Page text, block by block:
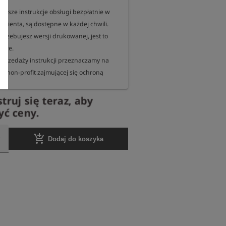
instrukcje obsługi bezpłatnie w
klienta, są dostępne w każdej chwili.
wersji drukowanej, jest to
sprzedaży instrukcji przeznaczamy na
non-profit zajmującej się ochroną
internetowej informujemy co roku, na
do której organizacji przekazaliśmy
się teraz, aby
ceny.
add_shopping_cart Dodaj do koszyka